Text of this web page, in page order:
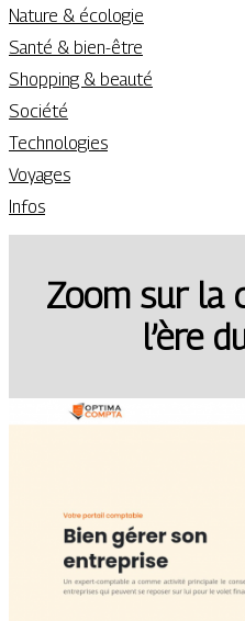
Nature & écologie
Santé & bien-être
Shopping & beauté
Société
Technologies
Voyages
Infos
Zoom sur la
l’ère